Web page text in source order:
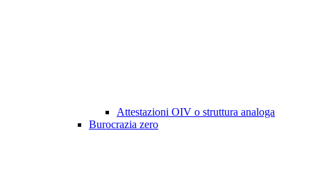
Attestazioni OIV o struttura analoga
Burocrazia zero